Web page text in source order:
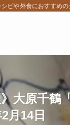
ピや外食におすすめの
大原千鶴
月14日